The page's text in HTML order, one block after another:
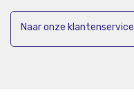
Naar onze klantenservice